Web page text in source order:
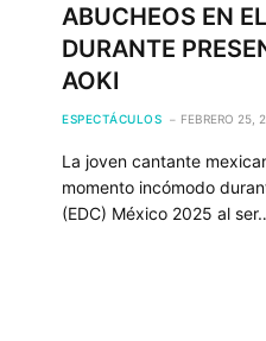
ABUCHEOS EN
DURANTE
AOKI
ESPECTÁCULOS FEBRERO 25,
La joven cantante
momento incómodo
(EDC) México 2025 al